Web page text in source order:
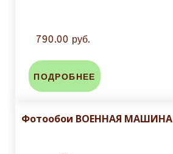
790.00 руб.
ПОДРОБНЕЕ
Фотообои ВОЕННАЯ МАШИНА